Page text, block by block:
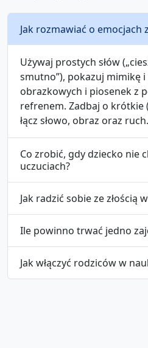
Jak rozmawiać o emocjach
Używaj prostych słów
smutno”), pokazuj mimikę
obrazkowych i piosenek z
refrenem. Zadbaj o krótkie
łącz słowo, obraz oraz ruch.
Co zrobić, gdy dziecko nie
uczuciach?
Jak radzić sobie ze złością
Ile powinno trwać jedno
Jak włączyć rodziców w